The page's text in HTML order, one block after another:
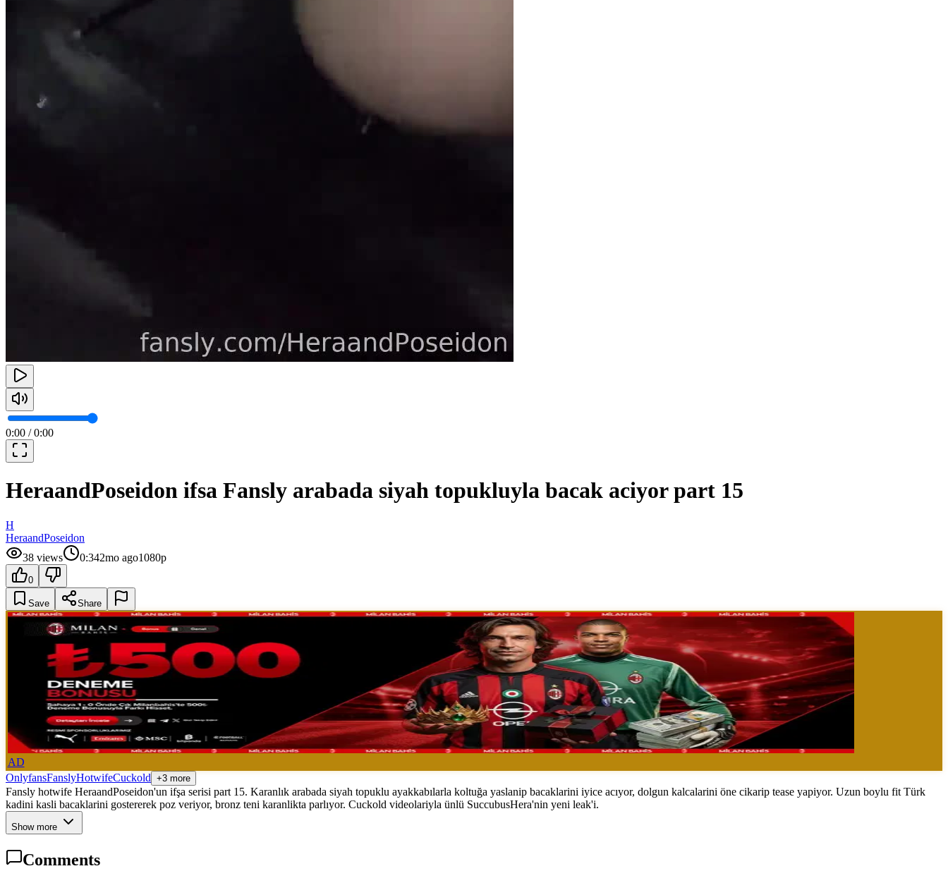
0:00 /0:00
HeraandPoseidon ifsa Fansly arabada siyah topukluyla bacak aciyor part 15
H
HeraandPoseidon
38 views 0:342mo ago1080p
0
Save Share
AD
OnlyfansFanslyHotwifeCuckold +3 more
Fansly hotwife HeraandPoseidon'un ifşa serisi part 15. Karanlık arabada siyah topuklu ayakkabılarla koltuğa yaslanip bacaklarini iyice acıyor, dolgun kalcalarini öne cikarip tease yapiyor. Uzun boylu fit Türk
kadini kasli bacaklarini gostererek poz veriyor, bronz teni karanlikta parlıyor. Cuckold videolariyla ünlü SuccubusHera'nin yeni leak'i.
Show more
Comments